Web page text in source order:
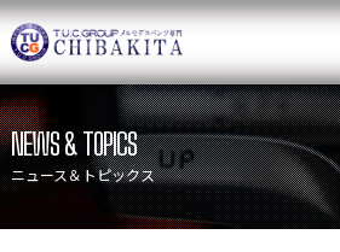
TUCグルー
ニュース
目玉車両一覧
保証＆サービス
NEWS & TOPICS
ニュース＆トピックス